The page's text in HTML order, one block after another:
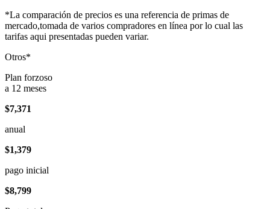
*La comparación de precios es una referencia de primas de
mercado,tomada de varios compradores en línea por lo cual las
tarifas aqui presentadas pueden variar.
Otros*
Plan forzoso
a 12 meses
$7,371
anual
$1,379
pago inicial
$8,799